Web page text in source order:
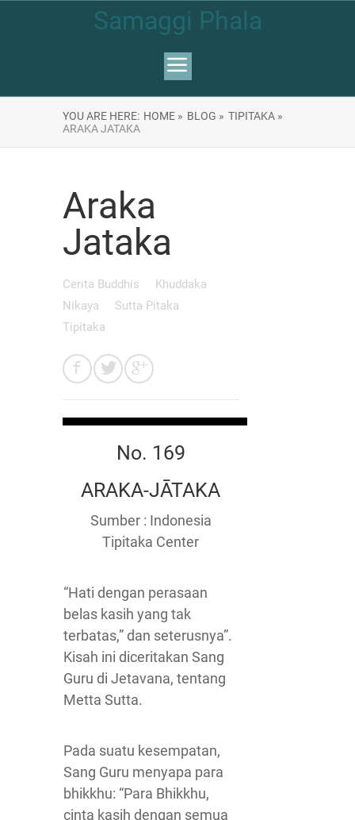
Samaggi Phala
YOU ARE HERE: HOME » BLOG » TIPITAKA »
ARAKA JATAKA
Araka
Jataka
Cerita Buddhis
Khuddaka
Nikaya
Sutta Pitaka
Tipitaka
No. 169
ARAKA-JĀTAKA
Sumber : Indonesia
Tipitaka Center
“Hati dengan perasaan
belas kasih yang tak
terbatas,” dan seterusnya”.
Kisah ini diceritakan Sang
Guru di Jetavana, tentang
Metta Sutta.
Pada suatu kesempatan,
Sang Guru menyapa para
bhikkhu: “Para Bhikkhu,
cinta kasih dengan semua